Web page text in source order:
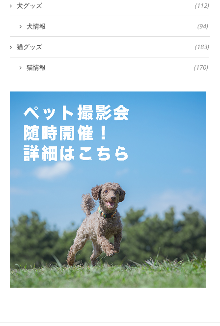
犬グッズ (112)
犬情報 (94)
猫グッズ (183)
猫情報 (170)